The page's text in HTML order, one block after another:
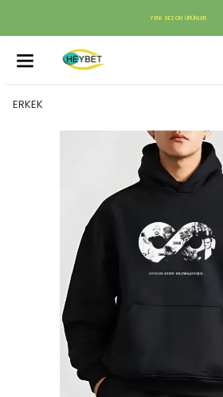
YENI SEZON ÜRÜNLER
ERKEK